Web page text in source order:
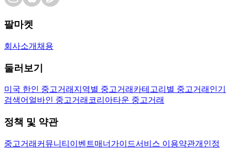
팔마켓
회사소개 채용
둘러보기
미국 한인 중고거래 지역별 중고거래 카테고리별 중고거래 인기
검색어 얼바인 중고거래 코리아타운 중고거래
정책 및 약관
중고거래 커뮤니티 이벤트매너가이드서비스 이용약관개인정